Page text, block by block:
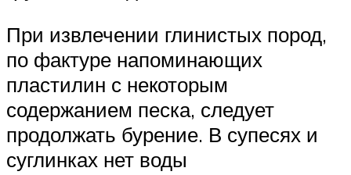
При извлечении глинистых пород,
по фактуре напоминающих
пластилин с некоторым
содержанием песка, следует
продолжать бурение. В супесях и
суглинках нет воды